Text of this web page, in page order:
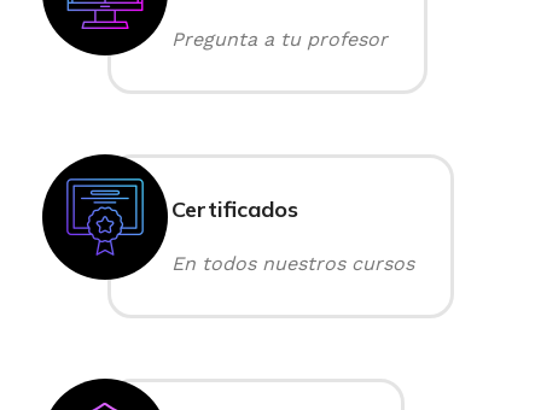
Pregunta a tu profesor
Certificados
En todos nuestros cursos